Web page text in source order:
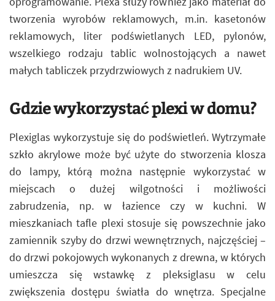
tworzenia wyrobów reklamowych, m.in. kasetonów
reklamowych, liter podświetlanych LED, pylonów,
wszelkiego rodzaju tablic wolnostojących a nawet
małych tabliczek przydrzwiowych z nadrukiem UV.
Gdzie wykorzystać plexi w domu?
Plexiglas wykorzystuje się do podświetleń. Wytrzymałe
szkło akrylowe może być użyte do stworzenia klosza
do lampy, którą można następnie wykorzystać w
miejscach o dużej wilgotności i możliwości
zabrudzenia, np. w łazience czy w kuchni. W
mieszkaniach tafle plexi stosuje się powszechnie jako
zamiennik szyby do drzwi wewnętrznych, najczęściej –
do drzwi pokojowych wykonanych z drewna, w których
umieszcza się wstawkę z pleksiglasu w celu
zwiększenia dostępu światła do wnętrza. Specjalne